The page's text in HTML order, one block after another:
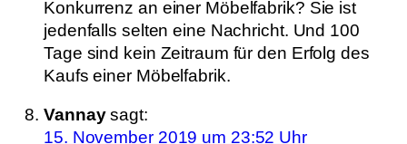
Konkurrenz an einer Möbelfabrik? Sie ist
jedenfalls selten eine Nachricht. Und 100
Tage sind kein Zeitraum für den Erfolg des
Kaufs einer Möbelfabrik.
Vannay sagt:
15. November 2019 um 23:52 Uhr